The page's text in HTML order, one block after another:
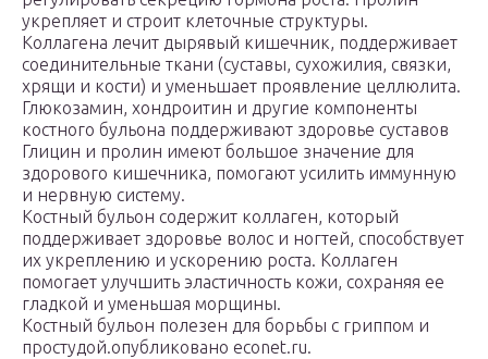
укрепляет и строит клеточные структуры.
Коллагена лечит дырявый кишечник, поддерживает
соединительные ткани (суставы, сухожилия, связки,
хрящи и кости) и уменьшает проявление целлюлита.
Глюкозамин, хондроитин и другие компоненты
костного бульона поддерживают здоровье суставов
Глицин и пролин имеют большое значение для
здорового кишечника, помогают усилить иммунную
и нервную систему.
Костный бульон содержит коллаген, который
поддерживает здоровье волос и ногтей, способствует
их укреплению и ускорению роста. Коллаген
помогает улучшить эластичность кожи, сохраняя ее
гладкой и уменьшая морщины.
Костный бульон полезен для борьбы с гриппом и
простудой.опубликовано econet.ru.